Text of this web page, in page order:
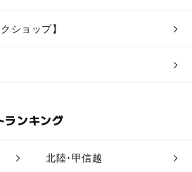
ショップ】
ランキング
北陸･甲信越